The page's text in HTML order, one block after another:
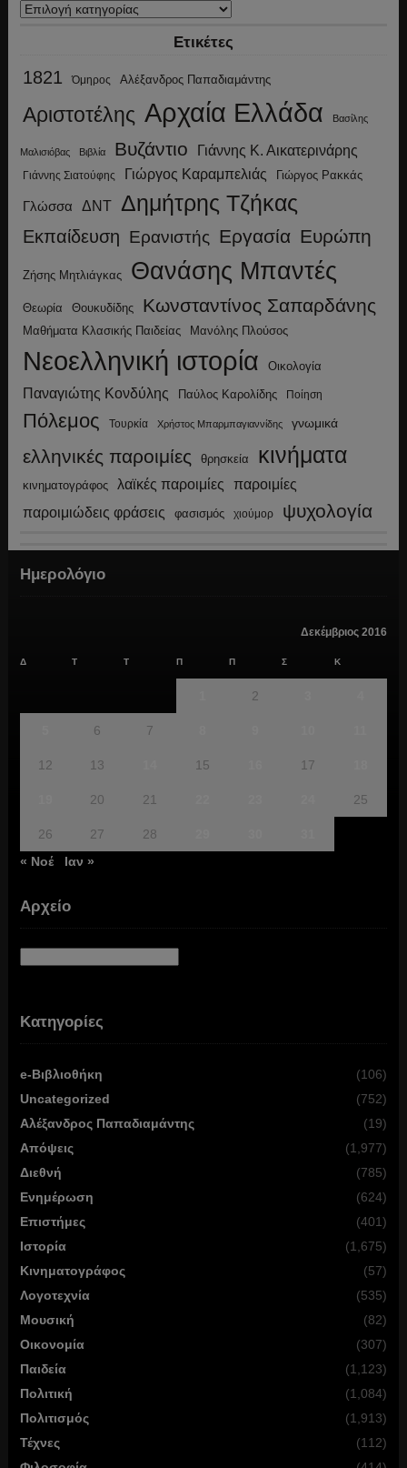
Κατηγορίες
Ετικέτες
1821 Όμηρος Αλέξανδρος Παπαδιαμάντης
Αριστοτέλης Αρχαία Ελλάδα Βασίλης
Μαλισιόβας Βιβλία Βυζάντιο Γιάννης Κ. Αικατερινάρης
Γιάννης Σιατούφης Γιώργος Καραμπελιάς Γιώργος Ρακκάς
Γλώσσα ΔΝΤ Δημήτρης Τζήκας
Εκπαίδευση Ερανιστής Εργασία Ευρώπη
Ζήσης Μητλιάγκας Θανάσης Μπαντές
Θεωρία Θουκυδίδης Κωνσταντίνος Σαπαρδάνης
Μαθήματα Κλασικής Παιδείας Μανόλης Πλούσος
Νεοελληνική ιστορία Οικολογία
Παναγιώτης Κονδύλης Παύλος Καρολίδης Ποίηση
Πόλεμος Τουρκία Χρήστος Μπαρμπαγιαννίδης γνωμικά
ελληνικές παροιμίες θρησκεία κινήματα
κινηματογράφος λαϊκές παροιμίες παροιμίες
παροιμιώδεις φράσεις φασισμός χιούμορ ψυχολογία
Ημερολόγιο
Δεκέμβριος 2016
Δ Τ Τ Π Π Σ Κ
2
6 7
12 13 15 17
20 21 25
26 27 28
« Νοέ
Ιαν »
Αρχείο
Κατηγορίες
e-Βιβλιοθήκη
(106)
Uncategorized
(752)
Αλέξανδρος Παπαδιαμάντης
(19)
Απόψεις
(1,977)
Διεθνή
(785)
Ενημέρωση
(624)
Επιστήμες
(401)
Ιστορία
(1,675)
Κινηματογράφος
(57)
Λογοτεχνία
(535)
Μουσική
(82)
Οικονομία
(307)
Παιδεία
(1,123)
Πολιτική
(1,084)
Πολιτισμός
(1,913)
Τέχνες
(112)